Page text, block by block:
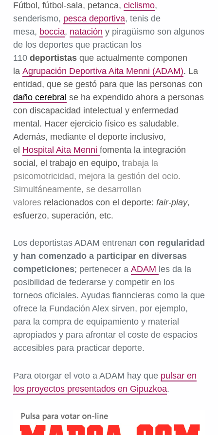
Fútbol, fútbol-sala, petanca, ciclismo,
senderismo, pesca deportiva, tenis de
mesa, boccia, natación ypiragüismo son algunos
de los deportes que practican los
110 deportistasque actualmente componen
la Agrupación Deportiva Aita Menni (ADAM). La
entidad, que se gestó para que las personas con
daño cerebral se ha expendido ahora a personas
con discapacidad intelectual y enfermedad
mental. Hacer ejercicio físico es saludable.
Además, mediante el deporte inclusivo,
el Hospital Aita Menni fomenta la integración
social, el trabajo en equipo, trabaja la
psicomotricidad, mejora la gestión del ocio.
Simultáneamente, se desarrollan
valores relacionados con el deporte: fair-play,
esfuerzo, superación, etc.
Los deportistas ADAM entrenan con regularidad
y han comenzado a participar en diversas
competiciones; pertenecer a ADAM les da la
posibilidad de federarse y competir en los
torneos oficiales. Ayudas fianncieras como la que
ofrece la Fundación Alex sirven, por ejemplo,
para la compra de equipamiento y material
apropiados y para afrontar el coste de espacios
accesibles para practicar deporte.
Para otorgar el voto a ADAM hay que pulsar en
los proyectos presentados en Gipuzkoa.